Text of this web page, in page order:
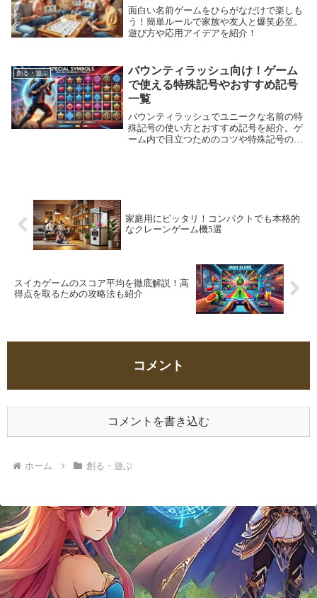
面白い名前ゲームをひらがなだけで楽しも
う！簡単ルールで家族や友人と爆笑必至。
遊び方や応用アイデアを紹介！
創る・遊ぶ
バウンティラッシュ向け！ゲーム
で使える特殊記号やおすすめ記号
一覧
バウンティラッシュでユニークな名前の特
殊記号の使い方とおすすめ記号を紹介。ゲ
ーム内で目立つためのコツや特殊記号の意
家庭用にピッタリ！コンパクトでも本格的
なクレーンゲーム機5選
スイカゲームのスコア平均を徹底解説！高
得点を取るための攻略法も紹介
コメント
コメントを書き込む
ホーム 創る・遊ぶ